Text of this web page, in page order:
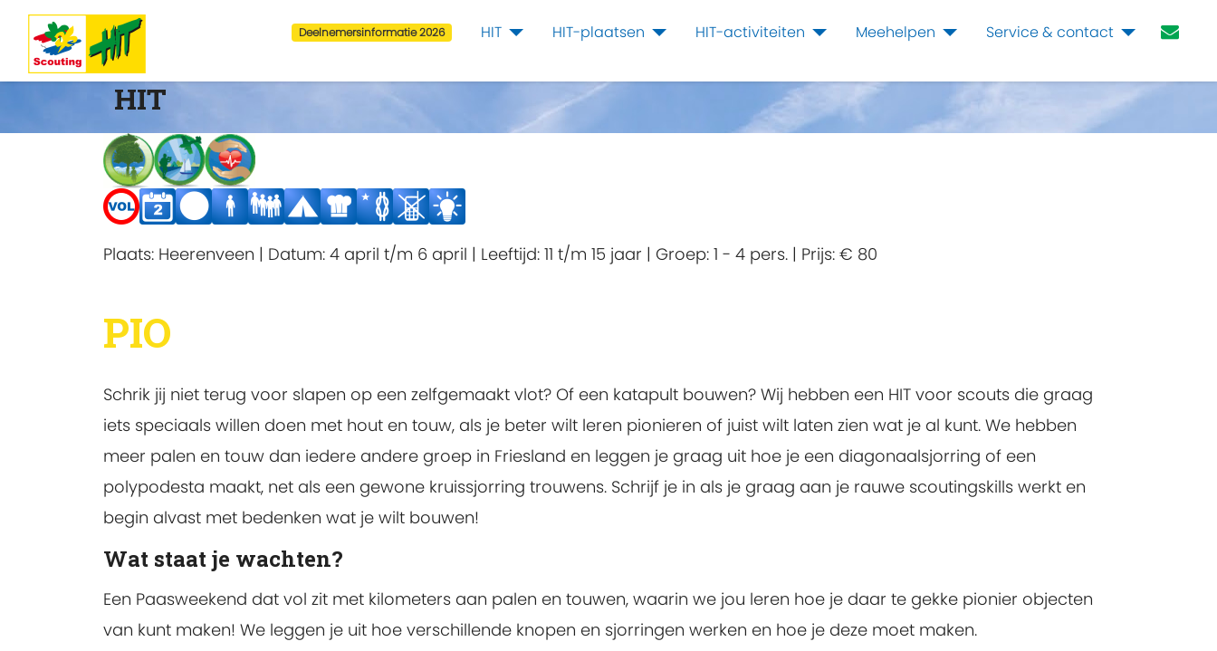
Deelnemersinformatie 2026 HIT HIT-plaatsen HIT-activiteiten Meehelpen Service & contact
HIT
Plaats: Heerenveen | Datum: 4 april t/m 6 april | Leeftijd: 11 t/m 15 jaar | Groep: 1 - 4 pers. | Prijs: € 80
PIO
Schrik jij niet terug voor slapen op een zelfgemaakt vlot? Of een katapult bouwen? Wij hebben een HIT voor scouts die graag
iets speciaals willen doen met hout en touw, als je beter wilt leren pionieren of juist wilt laten zien wat je al kunt. We hebben
meer palen en touw dan iedere andere groep in Friesland en leggen je graag uit hoe je een diagonaalsjorring of een
polypodesta maakt, net als een gewone kruissjorring trouwens. Schrijf je in als je graag aan je rauwe scoutingskills werkt en
begin alvast met bedenken wat je wilt bouwen!
Wat staat je wachten?
Een Paasweekend dat vol zit met kilometers aan palen en touwen, waarin we jou leren hoe je daar te gekke pionier objecten
van kunt maken! We leggen je uit hoe verschillende knopen en sjorringen werken en hoe je deze moet maken.